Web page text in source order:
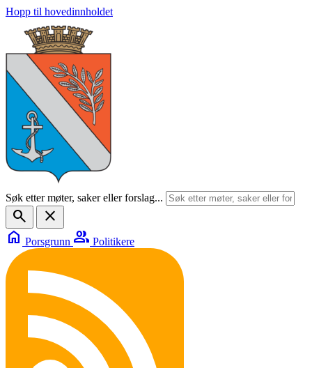
Hopp til hovedinnholdet
Søk etter møter, saker eller forslag...
search
close
home Porsgrunn group Politikere